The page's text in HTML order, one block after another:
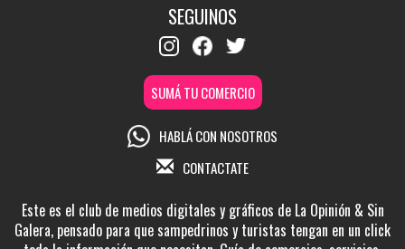
SEGUINOS
SUMÁ TU COMERCIO
HABLÁ CON NOSOTROS
CONTACTATE
Este es el club de medios digitales y gráficos de La Opinión & Sin
Galera, pensado para que sampedrinos y turistas tengan en un click